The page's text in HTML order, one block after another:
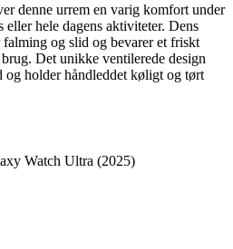
denne urrem en varig komfort under
eller hele dagens aktiviteter. Dens
og slid og bevarer et friskt
Det unikke ventilerede design
og holder håndleddet køligt og tørt
Watch Ultra (2025)